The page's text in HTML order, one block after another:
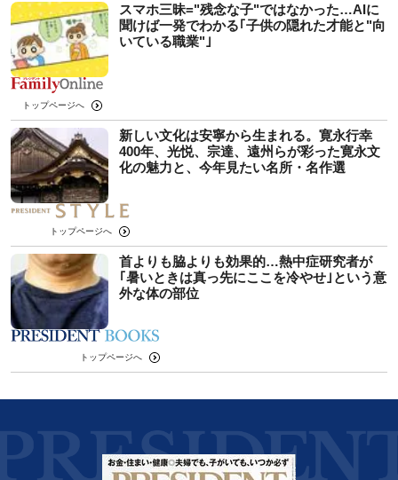
スマホ三昧="残念な子"ではなかった…AIに
聞けば一発でわかる｢子供の隠れた才能と"向
いている職業"｣
トップページへ
新しい文化は安寧から生まれる。寛永行幸
400年、光悦、宗達、遠州らが彩った寛永文
化の魅力と、今年見たい名所・名作選
トップページへ
首よりも脇よりも効果的…熱中症研究者が
｢暑いときは真っ先にここを冷やせ｣という意
外な体の部位
トップページへ